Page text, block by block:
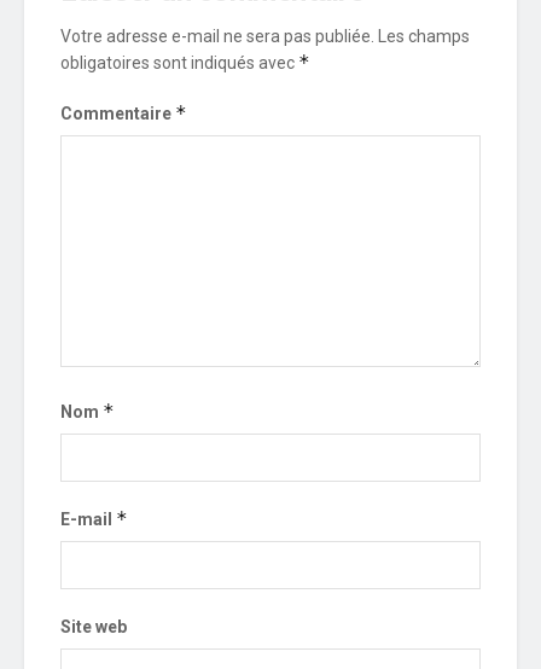
Votre adresse e-mail ne sera pas publiée. Les champs
obligatoires sont indiqués avec *
Commentaire *
Nom *
E-mail *
Site web